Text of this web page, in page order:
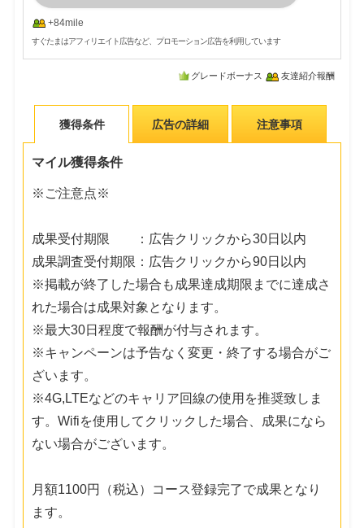
+84mile
すぐたまはアフィリエイト広告など、プロモーション広告を利用しています
グレードボーナス 友達紹介報酬
獲得条件 広告の詳細 注意事項
マイル獲得条件
※ご注意点※
成果受付期限 ：広告クリックから30日以内
成果調査受付期限：広告クリックから90日以内
※掲載が終了した場合も成果達成期限までに達成さ
れた場合は成果対象となります。
※最大30日程度で報酬が付与されます。
※キャンペーンは予告なく変更・終了する場合がご
ざいます。
※4G,LTEなどのキャリア回線の使用を推奨致しま
す。Wifiを使用してクリックした場合、成果になら
ない場合がございます。
月額1100円（税込）コース登録完了で成果となり
ます。